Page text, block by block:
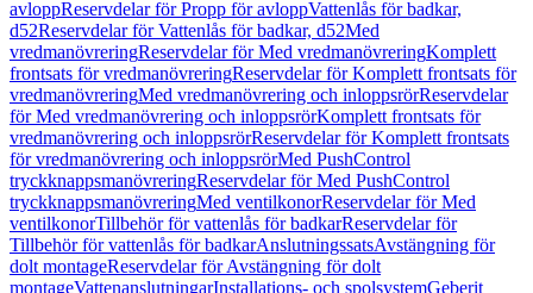
avloppReservdelar för Propp för avloppVattenlås för badkar,
d52Reservdelar för Vattenlås för badkar, d52Med
vredmanövreringReservdelar för Med vredmanövreringKomplett
frontsats för vredmanövreringReservdelar för Komplett frontsats för
vredmanövreringMed vredmanövrering och inloppsrörReservdelar
för Med vredmanövrering och inloppsrörKomplett frontsats för
vredmanövrering och inloppsrörReservdelar för Komplett frontsats
för vredmanövrering och inloppsrörMed PushControl
tryckknappsmanövreringReservdelar för Med PushControl
tryckknappsmanövreringMed ventilkonorReservdelar för Med
ventilkonorTillbehör för vattenlås för badkarReservdelar för
Tillbehör för vattenlås för badkarAnslutningssatsAvstängning för
dolt montageReservdelar för Avstängning för dolt
montageVattenanslutningarInstallations- och spolsystemGeberit